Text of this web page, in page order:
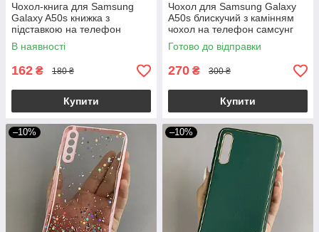
Чохол-книга для Samsung
Galaxy A50s книжка з
підставкою на телефон
самсунг а50с фіолетова stn
В наявності
162 ₴ 180 ₴
Купити
Чохол для Samsung Galaxy
A50s блискучий з камінням
чохол на телефон самсунг
а50с золотий D8U
Готово до відправки
270 ₴ 300 ₴
Купити
–10% –10%